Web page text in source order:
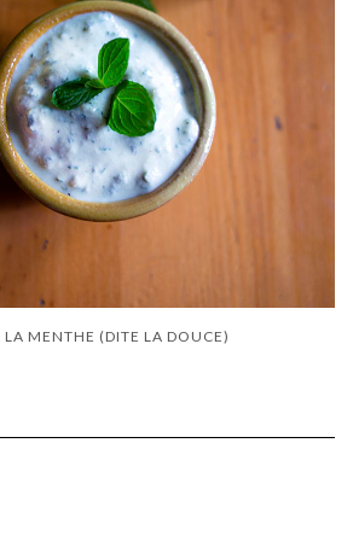
LA MENTHE (DITE LA DOUCE)